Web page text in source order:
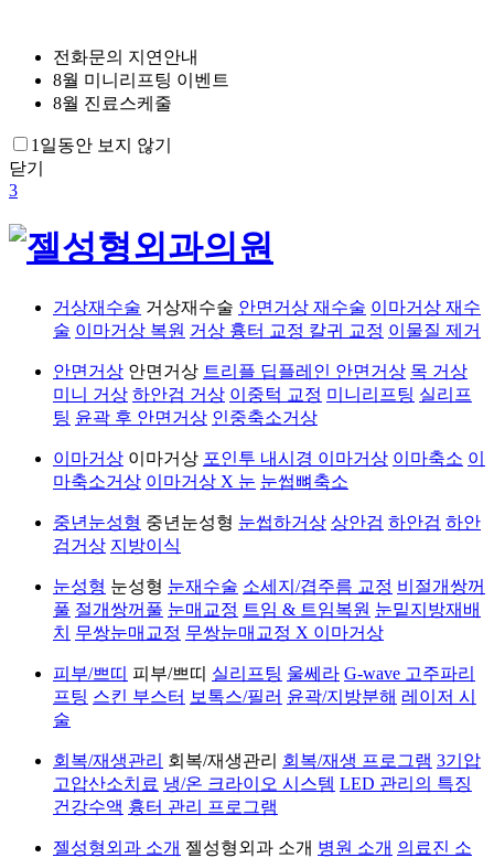
전화문의 지연안내
8월 미니리프팅 이벤트
8월 진료스케줄
1일동안 보지 않기
닫기
3
거상재수술 거상재수술 안면거상 재수술 이마거상 재수
술 이마거상 복원 거상 흉터 교정 칼귀 교정 이물질 제거
안면거상 안면거상 트리플 딥플레인 안면거상 목 거상
미니 거상 하안검 거상 이중턱 교정 미니리프팅 실리프
팅 윤곽 후 안면거상 인중축소거상
이마거상 이마거상 포인투 내시경 이마거상 이마축소 이
마축소거상 이마거상 X 눈 눈썹뼈축소
중년눈성형 중년눈성형 눈썹하거상 상안검 하안검 하안
검거상 지방이식
눈성형 눈성형 눈재수술 소세지/겹주름 교정 비절개쌍꺼
풀 절개쌍꺼풀 눈매교정 트임 & 트임복원 눈밑지방재배
치
무쌍눈매교정 무쌍눈매교정 X 이마거상
피부/쁘띠 피부/쁘띠 실리프팅 울쎄라 G-wave 고주파리
프팅 스킨 부스터 보톡스/필러 윤곽/지방분해 레이저 시
술
회복/재생관리 회복/재생관리 회복/재생 프로그램 3기압
고압산소치료 냉/온 크라이오 시스템 LED 관리의 특징
건강수액 흉터 관리 프로그램
젤성형외과 소개 젤성형외과 소개 병원 소개 의료진 소